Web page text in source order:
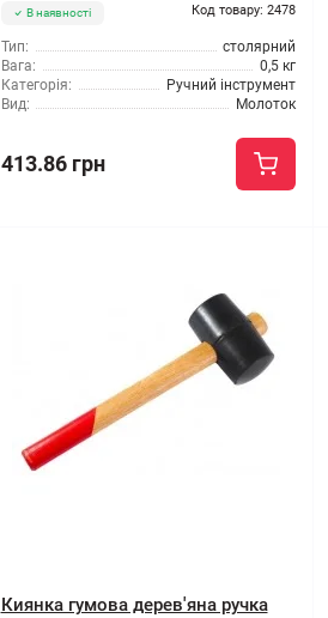
В наявності Код товару: 2478
Тип:
столярний
Вага:
0,5 кг
Категорія:
Ручний інструмент
Вид:
Молоток
413.86 грн
Киянка гумова дерев'яна ручка